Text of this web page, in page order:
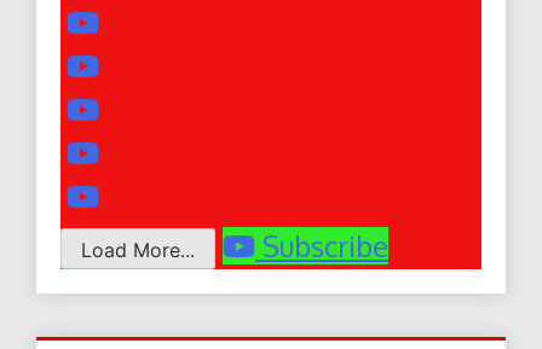
Load More... Subscribe